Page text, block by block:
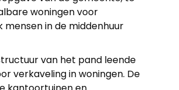
woningen voor
mensen in de middenhuur
van het pand leende
verkaveling in woningen. De